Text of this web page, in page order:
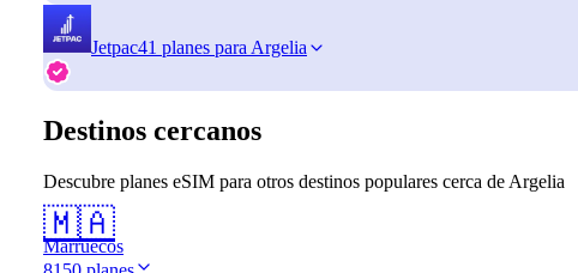
Jetpac41 planes para Argelia
Destinos cercanos
Descubre planes eSIM para otros destinos populares cerca de Argelia
🇲🇦
Marruecos